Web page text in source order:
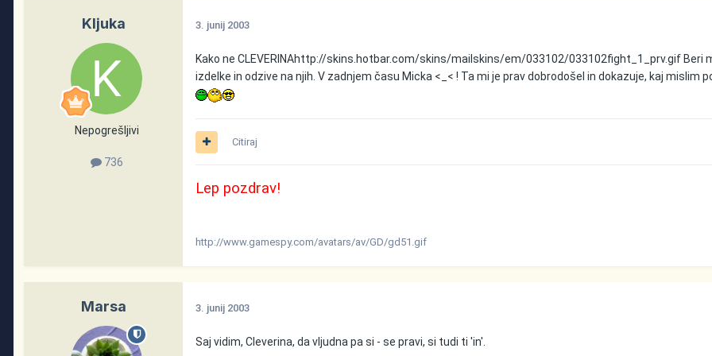
Kljuka
Nepogrešljivi
736
3. junij 2003
Kako ne CLEVERINAhttp://skins.hotbar.com/skins/mailskins/em/033102/033102fight_1_prv.gif Beri
izdelke in odzive na njih. V zadnjem času Micka <_< ! Ta mi je prav dobrodošel in dokazuje, kaj mislim
Citiraj
Lep pozdrav!
http://www.gamespy.com/avatars/av/GD/gd51.gif
Marsa 3. junij 2003
Saj vidim, Cleverina, da vljudna pa si - se pravi, si tudi ti 'in'.